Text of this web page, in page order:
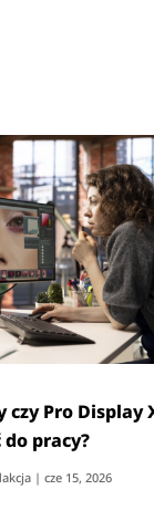
czy Pro Display
pracy?
| cze 15, 2026